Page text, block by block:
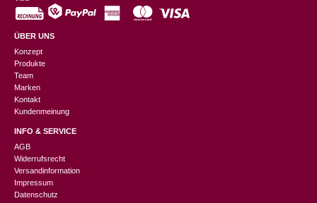
ÜBER UNS
Konzept
Produkte
Team
Marken
Kontakt
Kundenmeinung
INFO & SERVICE
AGB
Widerrufsrecht
Versandinformation
Impressum
Datenschutz